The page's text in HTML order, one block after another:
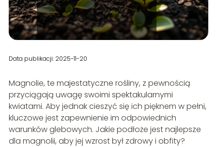
Data publikacji: 2025-11-20
Magnolie, te majestatyczne rośliny, z pewnością
przyciągają uwagę swoimi spektakularnymi
kwiatami. Aby jednak cieszyć się ich pięknem w pełni,
kluczowe jest zapewnienie im odpowiednich
warunków glebowych. Jakie podłoże jest najlepsze
dla magnolii, aby jej wzrost był zdrowy i obfity?